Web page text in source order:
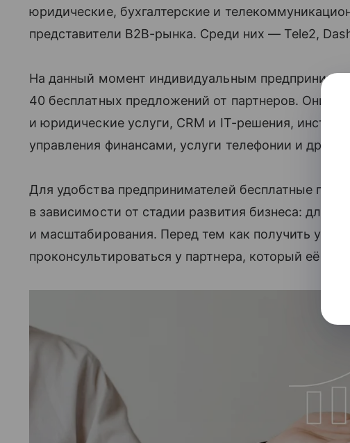
юридические, бухгалтерские и
представители B2B-рынка. Среди них — Tele2,
На данный момент индивидуальным
40 бесплатных предложений от партнеров. Они
и юридические услуги, CRM и IT-решения,
управления финансами, услуги телефонии и
Для удобства предпринимателей бесплатные
в зависимости от стадии развития бизнеса: для
и масштабирования. Перед тем как получить
проконсультироваться у партнера, который её